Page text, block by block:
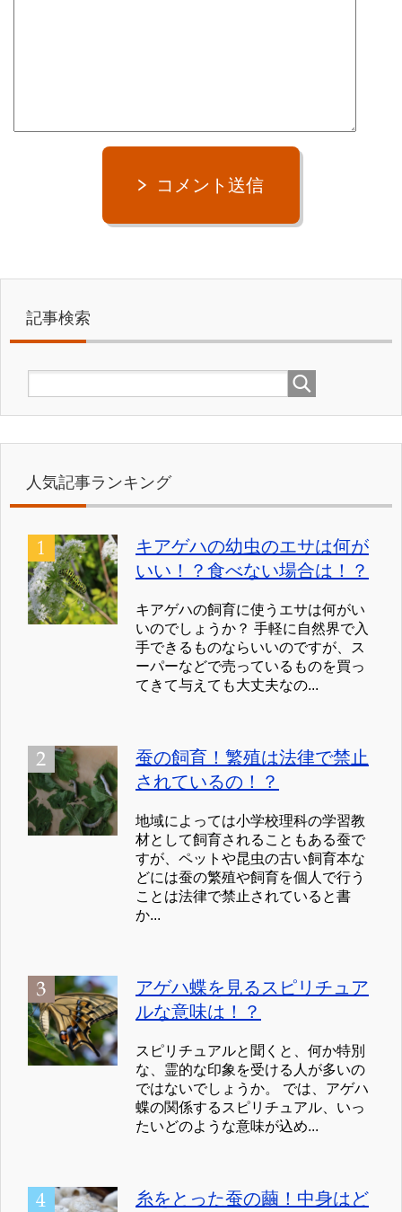
コメント送信
記事検索
人気記事ランキング
キアゲハの幼虫のエサは何が
いい！？食べない場合は！？
キアゲハの飼育に使うエサは何がい
いのでしょうか？ 手軽に自然界で入
手できるものならいいのですが、ス
ーパーなどで売っているものを買っ
てきて与えても大丈夫なの...
蚕の飼育！繁殖は法律で禁止
されているの！？
地域によっては小学校理科の学習教
材として飼育されることもある蚕で
すが、ペットや昆虫の古い飼育本な
どには蚕の繁殖や飼育を個人で行う
ことは法律で禁止されていると書
か...
アゲハ蝶を見るスピリチュア
ルな意味は！？
スピリチュアルと聞くと、何か特別
な、霊的な印象を受ける人が多いの
ではないでしょうか。 では、アゲハ
蝶の関係するスピリチュアル、いっ
たいどのような意味が込め...
糸をとった蚕の繭！中身はど